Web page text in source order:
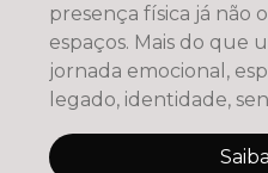
presença física já não
espaços. Mais do que um livro, esta é uma
jornada emocional,
legado, identidade,